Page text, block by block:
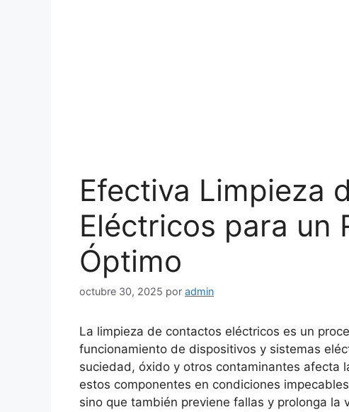
Efectiva Limpieza
Eléctricos para un
Óptimo
octubre 30, 2025 por admin
La limpieza de contactos eléctricos es un
funcionamiento de dispositivos y sistemas
suciedad, óxido y otros contaminantes afecta
estos componentes en condiciones
sino que también previene fallas y prolonga la